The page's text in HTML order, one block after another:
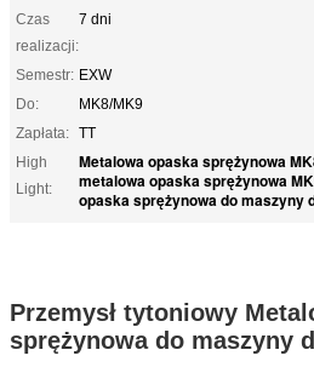
Czas
realizacji:
7 dni
Semestr: EXW
Do:
MK8/MK9
Zapłata: TT
High
Light:
Metalowa opaska sprężynowa
metalowa opaska sprężynowa
opaska sprężynowa do maszyny
Przemysł tytoniowy
sprężynowa do maszyny